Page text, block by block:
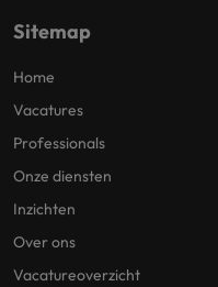
Sitemap
Home
Vacatures
Professionals
Onze diensten
Inzichten
Over ons
Vacatureoverzicht